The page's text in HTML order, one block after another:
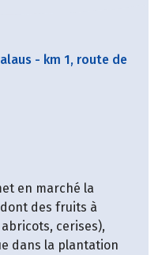
- km 1, route de
en marché la
des fruits à
cerises),
dans la plantation